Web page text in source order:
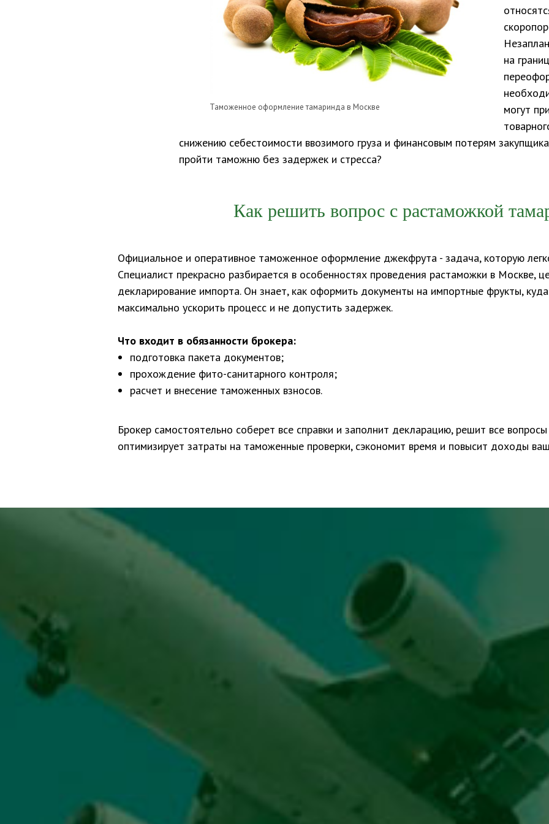
Таможенное оформление тамаринда в Москве
на
могут
снижению себестоимости ввозимого груза и финансовым потерям
пройти таможню без задержек и стресса?
Как решить вопрос с растаможкой
Официальное и оперативное таможенное оформление джекфрута - задача, которую
Специалист прекрасно разбирается в особенностях проведения растаможки в Москве,
декларирование импорта. Он знает, как оформить документы на импортные фрукты,
максимально ускорить процесс и не допустить задержек.
Что входит в обязанности брокера:
подготовка пакета документов;
прохождение фито-санитарного контроля;
расчет и внесение таможенных взносов.
Брокер самостоятельно соберет все справки и заполнит декларацию, решит все
оптимизирует затраты на таможенные проверки, сэкономит время и повысит доходы